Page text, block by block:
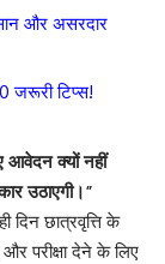
और असरदार
जरूरी टिप्स!
आवेदन क्यों नहीं
उठाएगी।”
छात्रवृत्ति के
परीक्षा देने के लिए